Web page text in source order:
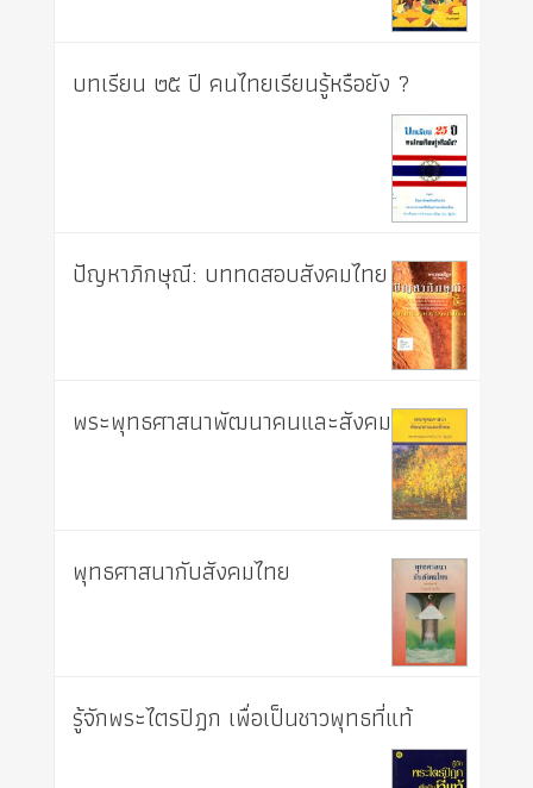
บทเรียน ๒๕ ปี คนไทยเรียนรู้หรือยัง ?
ปัญหาภิกษุณี: บททดสอบสังคมไทย
พระพุทธศาสนาพัฒนาคนและสังคม
พุทธศาสนากับสังคมไทย
รู้จักพระไตรปิฎก เพื่อเป็นชาวพุทธที่แท้